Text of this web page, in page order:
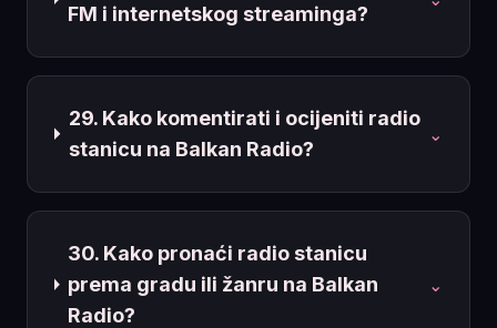
FM i internetskog streaminga?
29. Kako komentirati i ocijeniti radio
stanicu na Balkan Radio?
⌄
30. Kako pronaći radio stanicu
prema gradu ili žanru na Balkan
Radio?
⌄